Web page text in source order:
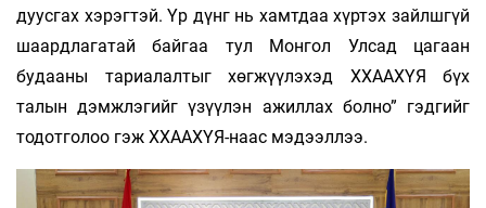
дуусгах хэрэгтэй. Үр дүнг нь хамтдаа хүртэх зайлшгүй
шаардлагатай байгаа тул Монгол Улсад цагаан
будааны тариалалтыг хөгжүүлэхэд ХХААХҮЯ бүх
талын дэмжлэгийг үзүүлэн ажиллах болно” гэдгийг
тодотголоо гэж ХХААХҮЯ-наас мэдээллээ.